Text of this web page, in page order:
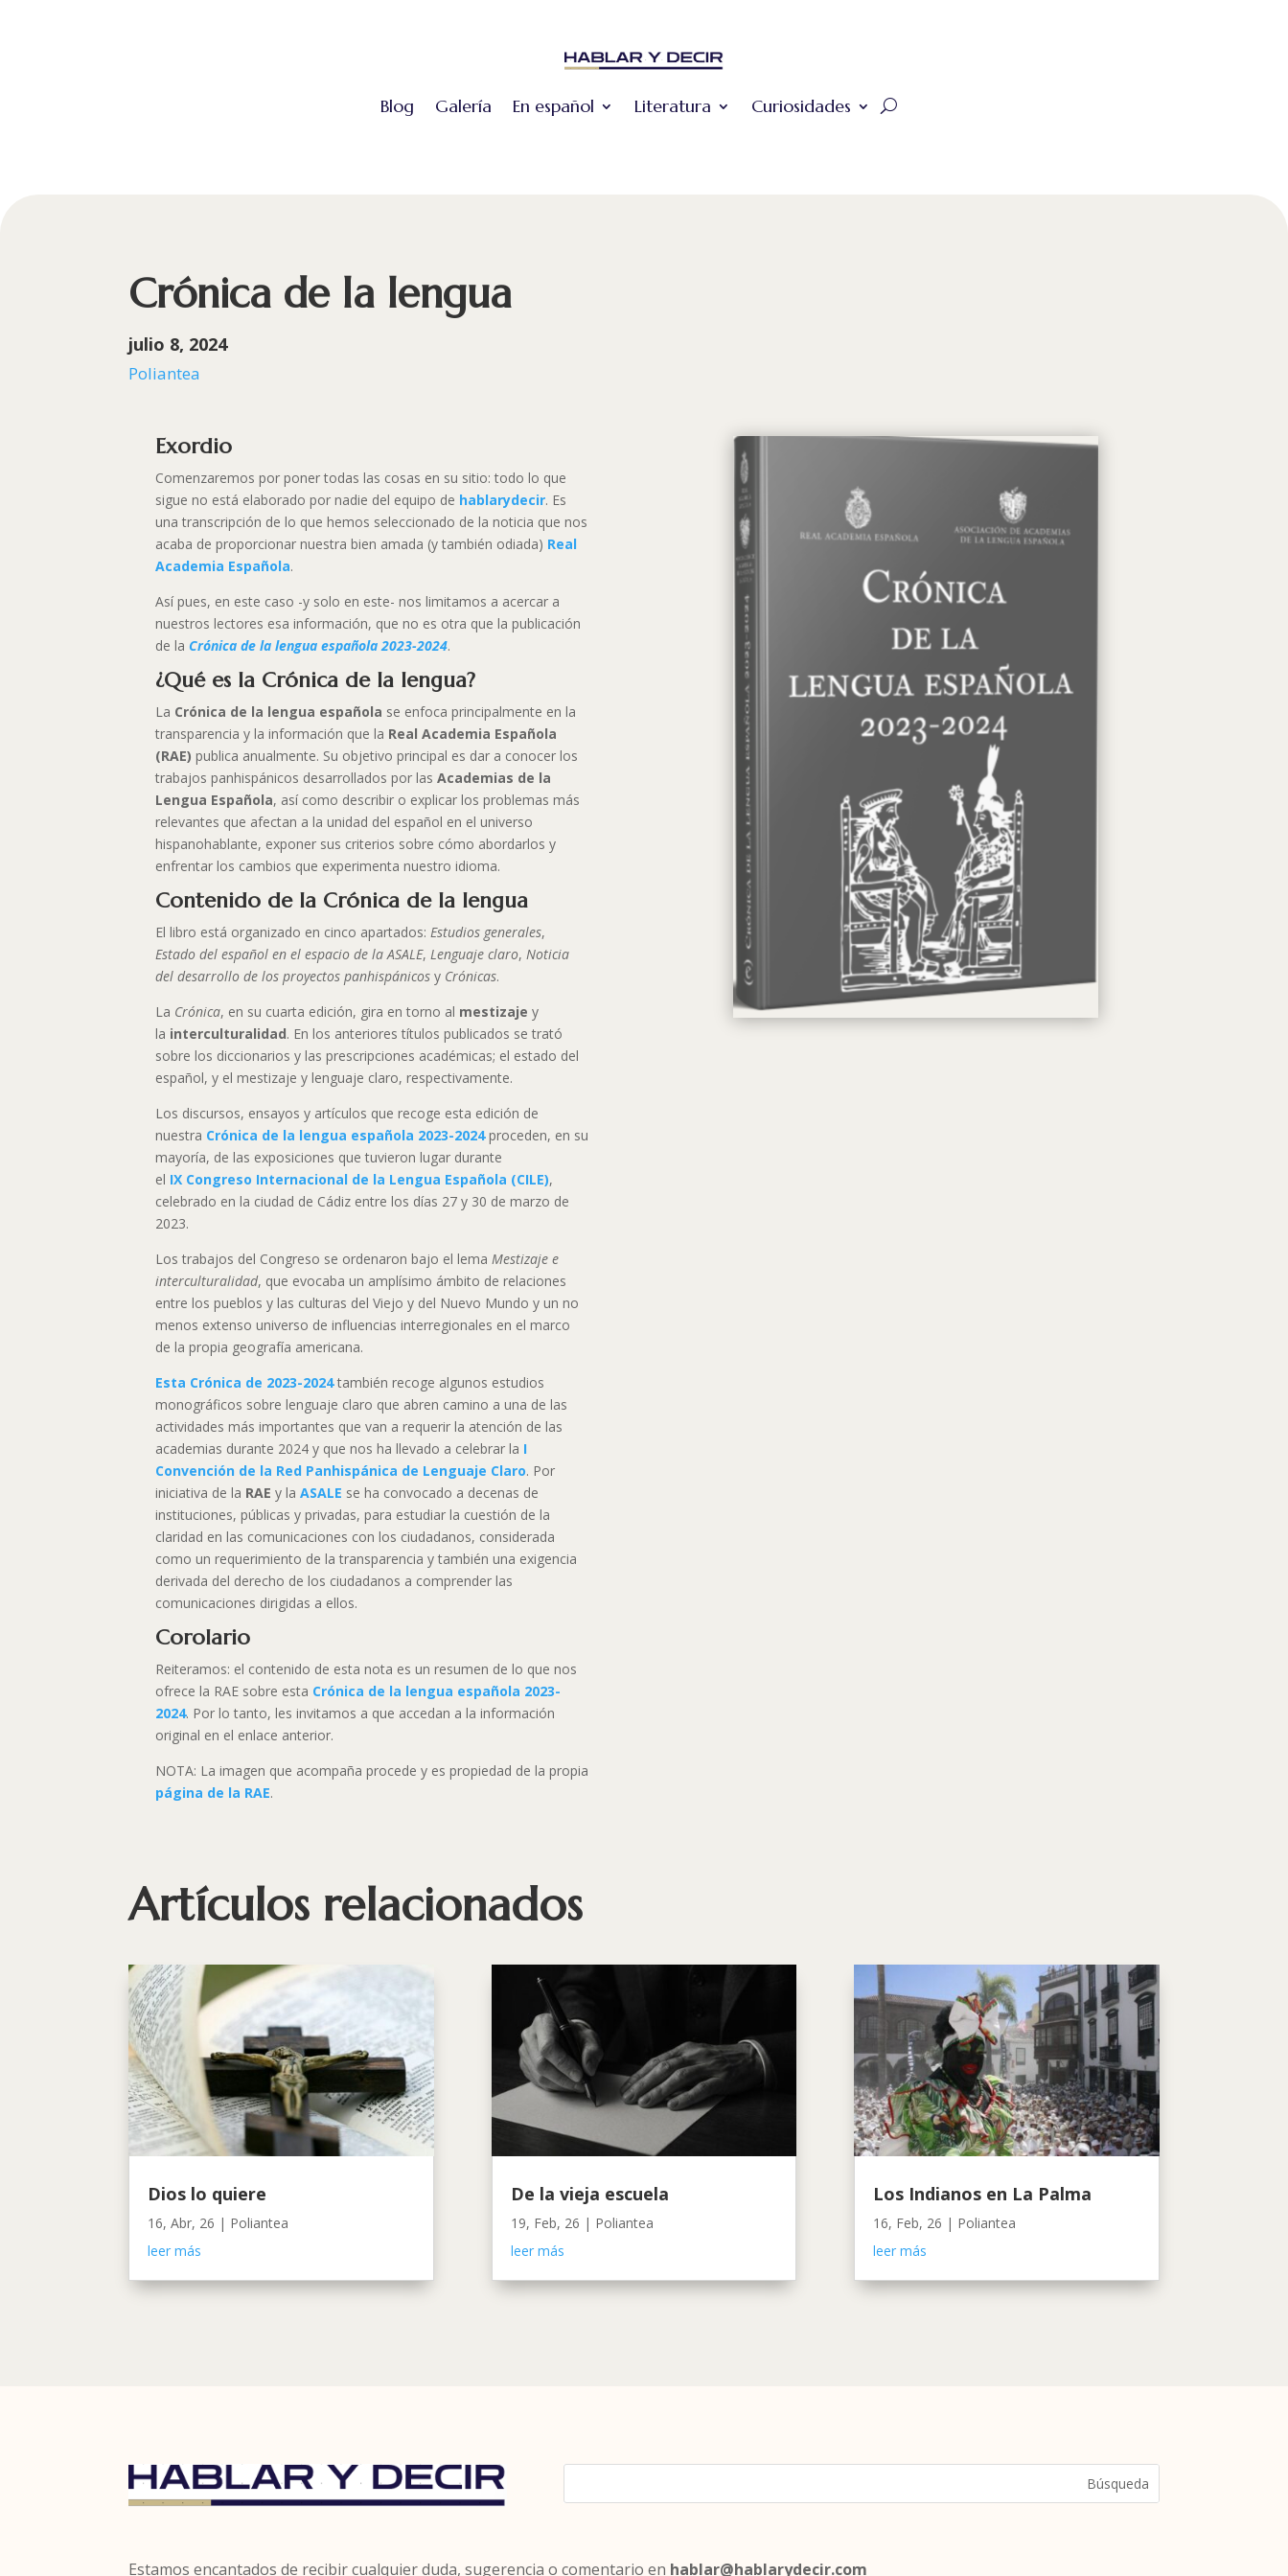
Blog Galería En español Literatura Curiosidades
Crónica de la lengua
julio 8, 2024
Poliantea
Exordio
Comenzaremos por poner todas las cosas en su sitio: todo lo que
sigue no está elaborado por nadie del equipo de hablarydecir. Es
una transcripción de lo que hemos seleccionado de la noticia que nos
acaba de proporcionar nuestra bien amada (y también odiada) Real
Academia Española.
Así pues, en este caso -y solo en este- nos limitamos a acercar a
nuestros lectores esa información, que no es otra que la publicación
de laCrónica de la lengua española 2023-2024.
¿Qué es la Crónica de la lengua?
La Crónica de la lengua española se enfoca principalmente en la
transparencia y la información que la Real Academia Española
(RAE) publica anualmente. Su objetivo principal es dar a conocer los
trabajos panhispánicos desarrollados por lasAcademias de la
Lengua Española, así como describir o explicar los problemas más
relevantes que afectan a la unidad del español en el universo
hispanohablante, exponer sus criterios sobre cómo abordarlos y
enfrentar los cambios que experimenta nuestro idioma.
Contenido de la Crónica de la lengua
El libro está organizado en cinco apartados:Estudios generales,
Estado del español en el espacio de la ASALE,Lenguaje claro,Noticia
del desarrollo de los proyectos panhispánicos y Crónicas.
La Crónica, en su cuarta edición, gira en torno al mestizaje y
la interculturalidad. En los anteriores títulos publicados se trató
sobre los diccionarios y las prescripciones académicas; el estado del
español, y el mestizaje y lenguaje claro, respectivamente.
Los discursos, ensayos y artículos que recoge esta edición de
nuestra Crónica de la lengua española 2023-2024proceden, en su
mayoría, de las exposiciones que tuvieron lugar durante
el IX Congreso Internacional de la Lengua Española (CILE),
celebrado en la ciudad de Cádiz entre los días 27 y 30 de marzo de
2023.
Los trabajos del Congreso se ordenaron bajo el lemaMestizaje e
interculturalidad, que evocaba un amplísimo ámbito de relaciones
entre los pueblos y las culturas del Viejo y del Nuevo Mundo y un no
menos extenso universo de influencias interregionales en el marco
de la propia geografía americana.
Esta Crónica de 2023-2024también recoge algunos estudios
monográficos sobre lenguaje claro que abren camino a una de las
actividades más importantes que van a requerir la atención de las
academias durante 2024 y que nos ha llevado a celebrar la I
Convención de la Red Panhispánica de Lenguaje Claro. Por
iniciativa de la RAEy laASALE se ha convocado a decenas de
instituciones, públicas y privadas, para estudiar la cuestión de la
claridad en las comunicaciones con los ciudadanos, considerada
como un requerimiento de la transparencia y también una exigencia
derivada del derecho de los ciudadanos a comprender las
comunicaciones dirigidas a ellos.
Corolario
Reiteramos: el contenido de esta nota es un resumen de lo que nos
ofrece la RAE sobre esta Crónica de la lengua española 2023-
2024. Por lo tanto, les invitamos a que accedan a la información
original en el enlace anterior.
NOTA: La imagen que acompaña procede y es propiedad de la propia
página de la RAE.
Artículos relacionados
Dios lo quiere
16, Abr, 26 | Poliantea
leer más
De la vieja escuela
19, Feb, 26 | Poliantea
leer más
Los Indianos en La Palma
16, Feb, 26 | Poliantea
leer más
Estamos encantados de recibir cualquier duda, sugerencia o comentario en hablar@hablarydecir.com